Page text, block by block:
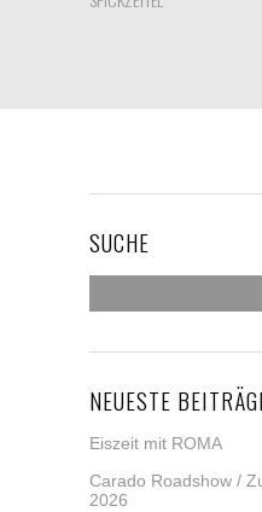
SUCHE
NEUESTE
Eiszeit mit ROMA
Carado Roadshow /
2026